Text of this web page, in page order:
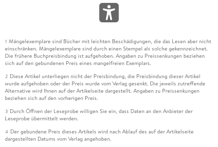
1 Mängelexemplare sind Bücher mit leichten Beschädigungen, die das Lesen aber nicht
einschränken. Mängelexemplare sind durch einen Stempel als solche gekennzeichnet.
Die frühere Buchpreisbindung ist aufgehoben. Angaben zu Preissenkungen beziehen
sich auf den gebundenen Preis eines mangelfreien Exemplars.
2 Diese Artikel unterliegen nicht der Preisbindung, die Preisbindung dieser Artikel
wurde aufgehoben oder der Preis wurde vom Verlag gesenkt. Die jeweils zutreffende
Alternative wird Ihnen auf der Artikelseite dargestellt. Angaben zu Preissenkungen
beziehen sich auf den vorherigen Preis.
3 Durch Öffnen der Leseprobe willigen Sie ein, dass Daten an den Anbieter der
Leseprobe übermittelt werden.
4 Der gebundene Preis dieses Artikels wird nach Ablauf des auf der Artikelseite
dargestellten Datums vom Verlag angehoben.